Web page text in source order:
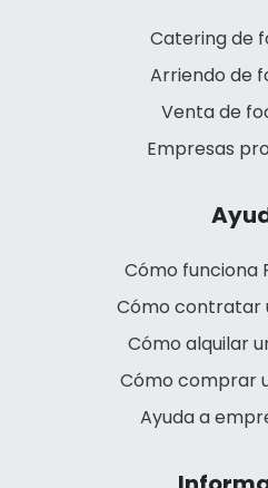
Catering de
Arriendo de
Venta de
Empresas
Cómo funciona
Cómo contratar
Cómo alquilar
Cómo comprar
Ayuda a